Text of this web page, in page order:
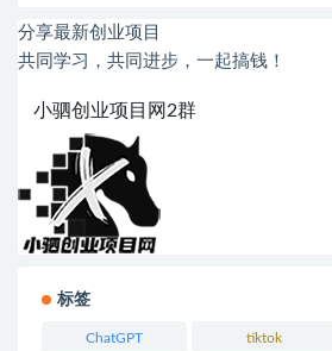
分享最新创业项目
共同学习，共同进步，一起搞钱！
小驷创业项目网2群
标签
ChatGPT tiktok